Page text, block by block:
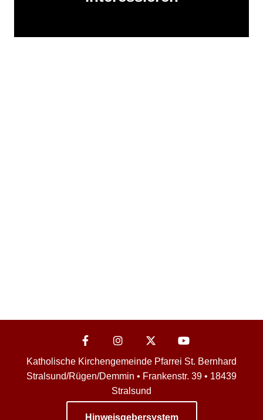
Katholische Kirchengemeinde Pfarrei St. Bernhard
Stralsund/Rügen/Demmin • Frankenstr. 39 • 18439
Stralsund
Hinweisgebersystem